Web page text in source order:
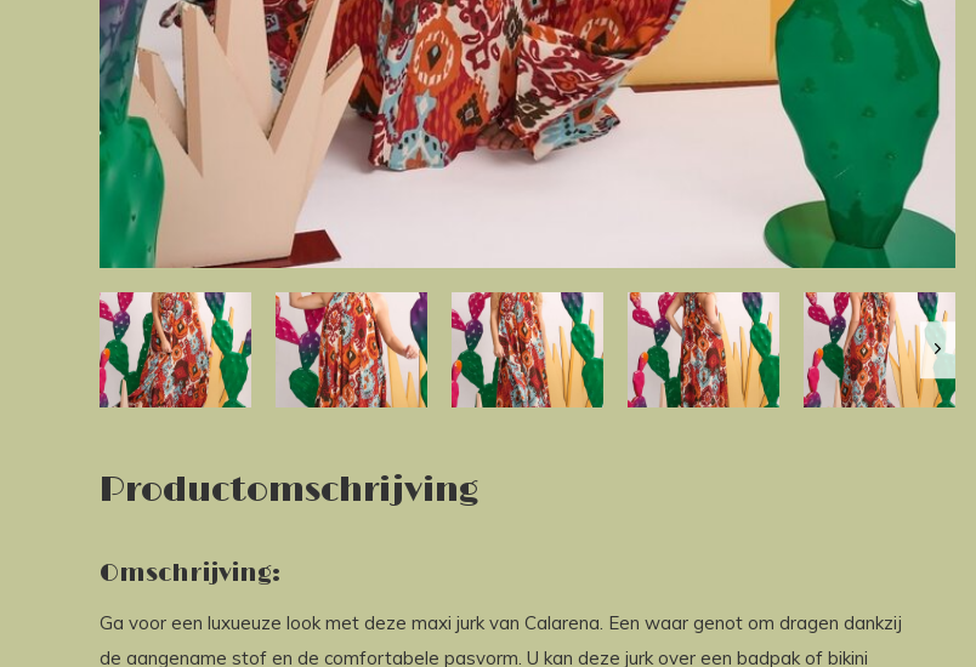
Productomschrijving
Omschrijving:
Ga voor een luxueuze look met deze maxi jurk van Calarena. Een waar genot om dragen dankzij
de aangename stof en de comfortabele pasvorm. U kan deze jurk over een badpak of bikini